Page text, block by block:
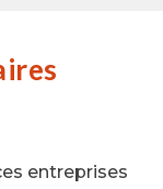
entreprises